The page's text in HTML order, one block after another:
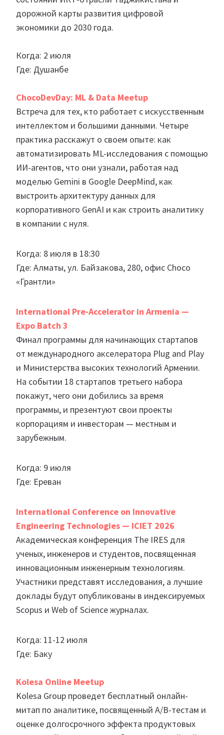
дорожной карты развития цифровой
экономики до 2030 года.
Когда: 2 июля
Где: Душанбе
ChocoDevDay: ML & Data Meetup
Встреча для тех, кто работает с искусственным
интеллектом и большими данными. Четыре
практика расскажут о своем опыте: как
автоматизировать ML-исследования с помощью
ИИ-агентов, что они узнали, работая над
моделью Gemini в Google DeepMind, как
выстроить архитектуру данных для
корпоративного GenAI и как строить аналитику
в компании с нуля.
Когда: 8 июля в 18:30
Где: Алматы, ул. Байзакова, 280, офис Choco
«Грантли»
International Pre-Accelerator in Armenia —
Expo Batch 3
Финал программы для начинающих стартапов
от международного акселератора Plug and Play
и Министерства высоких технологий Армении.
На событии 18 стартапов третьего набора
покажут, чего они добились за время
программы, и презентуют свои проекты
корпорациям и инвесторам — местным и
зарубежным.
Когда: 9 июля
Где: Ереван
International Conference on Innovative
Engineering Technologies — ICIET 2026
Академическая конференция The IRES для
ученых, инженеров и студентов, посвященная
инновационным инженерным технологиям.
Участники представят исследования, а лучшие
доклады будут опубликованы в индексируемых
Scopus и Web of Science журналах.
Когда: 11-12 июля
Где: Баку
Kolesa Online Meetup
Kolesa Group проведет бесплатный онлайн-
митап по аналитике, посвященный A/B-тестам и
оценке долгосрочного эффекта продуктовых